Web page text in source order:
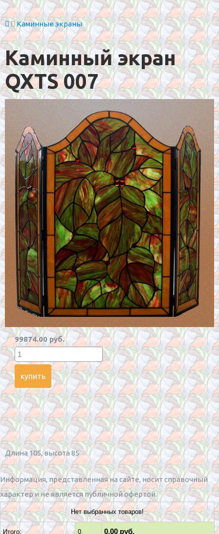
Каминные экраны
Каминный экран
QXTS 007
99874.00 руб.
Длина 105, высота 85
Информация, представленная на сайте, носит справочный
характер и не является публичной офертой.
Итого: 0 0.00 руб.
Нет выбранных товаров!